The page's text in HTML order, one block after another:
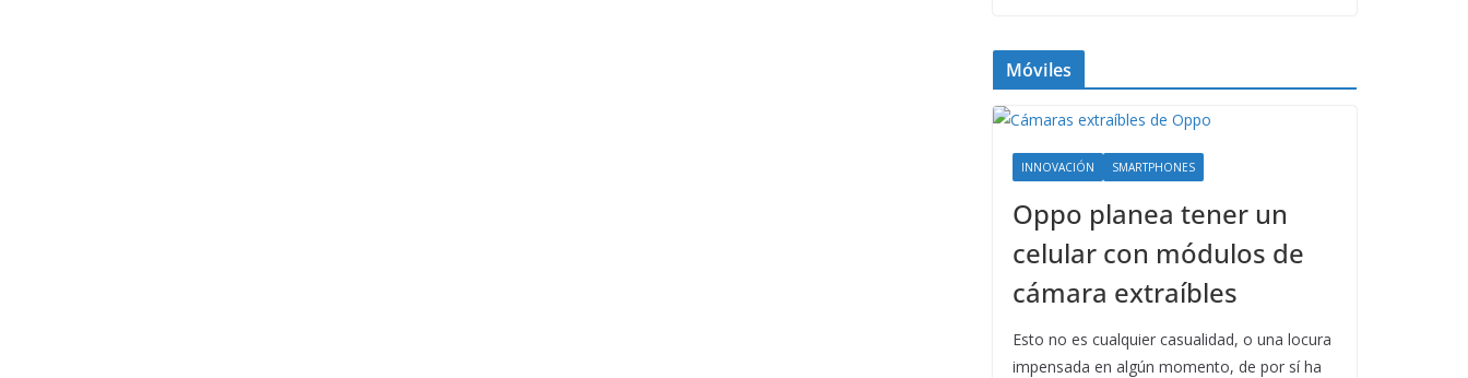
Móviles
INNOVACIÓN SMARTPHONES
Oppo planea tener un
celular con módulos de
cámara extraíbles
Esto no es cualquier casualidad, o una locura
impensada en algún momento, de por sí ha